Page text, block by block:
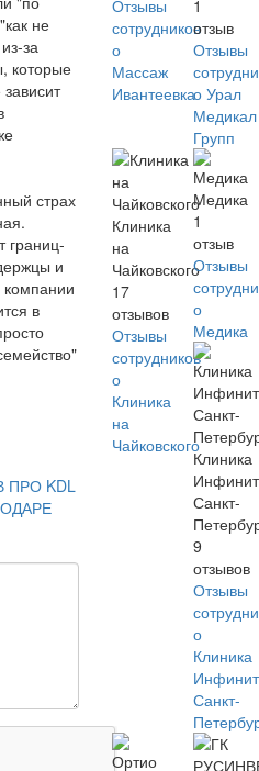
не
за
которые
страх
границ-
и
компании
в
KDL
Отзывы
сотрудников
о
Массаж
Ивантеевка
1
отзыв
Отзывы
о Урал
Медикал
Групп
Клиника
на
Чайковского
17
отзывов
Отзывы
сотрудников
о
Клиника
на
Чайковского
Медика
1
отзыв
Отзывы
о
Медика
Клиника
Санкт-
9
отзывов
Отзывы
о
Клиника
Санкт-